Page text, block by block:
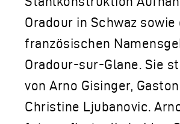
Oradour in Schwaz sowie
französischen
Oradour-sur-Glane. Sie
von Arno Gisinger,
Christine Ljubanovic.